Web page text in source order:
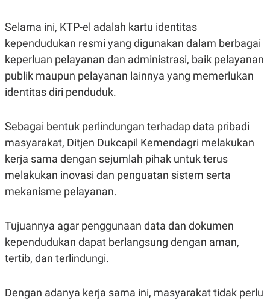
N
T
A
N
A
C
A
D
Y
R
E
S
S
R
E
L
E
A
.
D
L
A
N
G
A
N
C
E
K
I
N
E
E
M
I
T
Selama ini, KTP-el adalah kartu identitas
kependudukan resmi yang digunakan dalam berbagai
keperluan pelayanan dan administrasi, baik pelayanan
publik maupun pelayanan lainnya yang memerlukan
identitas diri penduduk.
Sebagai bentuk perlindungan terhadap data pribadi
masyarakat, Ditjen Dukcapil Kemendagri melakukan
kerja sama dengan sejumlah pihak untuk terus
melakukan inovasi dan penguatan sistem serta
mekanisme pelayanan.
Tujuannya agar penggunaan data dan dokumen
kependudukan dapat berlangsung dengan aman,
tertib, dan terlindungi.
Dengan adanya kerja sama ini, masyarakat tidak perlu